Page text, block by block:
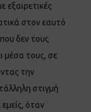
εξαιρετικές
στον εαυτό
δεν τους
μέσα τους, σε
την
στιγμή
όταν